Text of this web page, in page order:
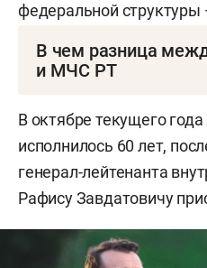
федеральной
В чем разница
и МЧС РТ
МЧС Татарстана —
ГУ МЧС РФ по РТ —
территориальный орган
схожие задачи, но
структура и
В 1995 году в
В октябре текущего
исполнилось 60 лет,
генерал-лейтенанта
Рафису Завдатовичу